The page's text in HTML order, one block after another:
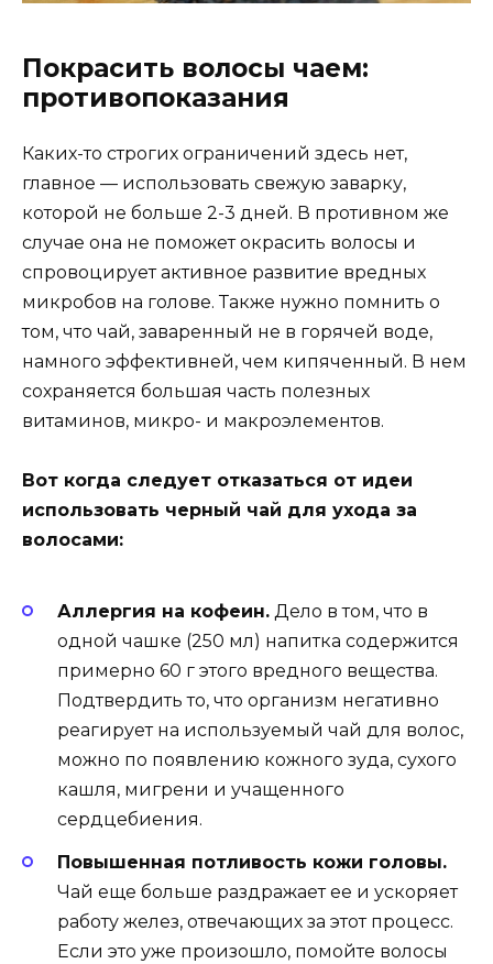
Покрасить волосы чаем:
противопоказания
Каких-то строгих ограничений здесь нет,
главное — использовать свежую заварку,
которой не больше 2-3 дней. В противном же
случае она не поможет окрасить волосы и
спровоцирует активное развитие вредных
микробов на голове. Также нужно помнить о
том, что чай, заваренный не в горячей воде,
намного эффективней, чем кипяченный. В нем
сохраняется большая часть полезных
витаминов, микро- и макроэлементов.
Вот когда следует отказаться от идеи
использовать черный чай для ухода за
волосами:
Аллергия на кофеин. Дело в том, что в
одной чашке (250 мл) напитка содержится
примерно 60 г этого вредного вещества.
Подтвердить то, что организм негативно
реагирует на используемый чай для волос,
можно по появлению кожного зуда, сухого
кашля, мигрени и учащенного
сердцебиения.
Повышенная потливость кожи головы.
Чай еще больше раздражает ее и ускоряет
работу желез, отвечающих за этот процесс.
Если это уже произошло, помойте волосы